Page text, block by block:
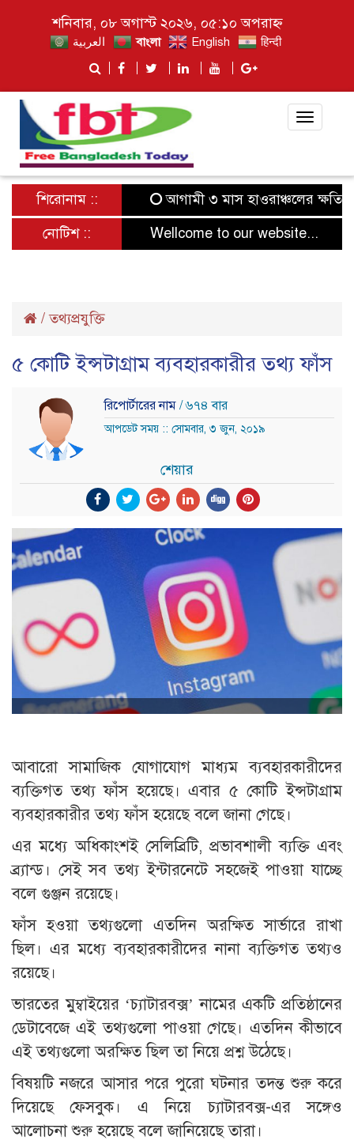
শনিবার, ০৮ অগাস্ট ২০২৬, ০৫:১০ অপরাহ্ন
العربية বাংলা English हिन्दी
Toggle
শিরোনাম ::
আগামী ৩ মাস হাওরাঞ্চলের
নোটিশ ::
Wellcome to our website...
/তথ্যপ্রযুক্তি
৫ কোটি ইন্সটাগ্রাম ব্যবহারকারীর তথ্য ফাঁস
রিপোর্টারের নাম / ৬৭৪ বার
আপডেট সময় :: সোমবার, ৩ জুন, ২০১৯
শেয়ার
আবারো সামাজিক যোগাযোগ মাধ্যম ব্যবহারকারীদের
ব্যক্তিগত তথ্য ফাঁস হয়েছে। এবার ৫ কোটি ইন্সটাগ্রাম
ব্যবহারকারীর তথ্য ফাঁস হয়েছে বলে জানা গেছে।
এর মধ্যে অধিকাংশই সেলিব্রিটি, প্রভাবশালী ব্যক্তি এবং
ব্র্যান্ড। সেই সব তথ্য ইন্টারনেটে সহজেই পাওয়া যাচ্ছে
বলে গুঞ্জন রয়েছে।
ফাঁস হওয়া তথ্যগুলো এতদিন অরক্ষিত সার্ভারে রাখা
ছিল। এর মধ্যে ব্যবহারকারীদের নানা ব্যক্তিগত তথ্যও
রয়েছে।
ভারতের মুম্বাইয়ের ‘চ্যাটারবক্স’ নামের একটি প্রতিষ্ঠানের
ডেটাবেজে এই তথ্যগুলো পাওয়া গেছে। এতদিন কীভাবে
এই তথ্যগুলো অরক্ষিত ছিল তা নিয়ে প্রশ্ন উঠেছে।
বিষয়টি নজরে আসার পরে পুরো ঘটনার তদন্ত শুরু করে
দিয়েছে ফেসবুক। এ নিয়ে চ্যাটারবক্স-এর সঙ্গেও
আলোচনা শুরু হয়েছে বলে জানিয়েছে তারা।